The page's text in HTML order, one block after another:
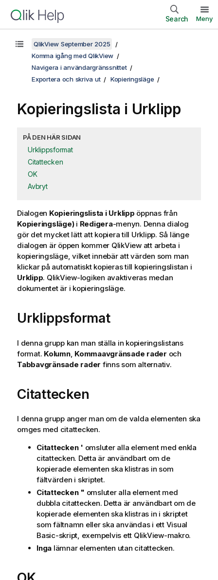
Search Meny
QlikView September 2025
Komma igång med QlikView
Navigera i användargränssnittet
Exportera och skriva ut
Kopieringsläge
Kopieringslista i Urklipp
PÅ DEN HÄR SIDAN
Urklippsformat
Citattecken
OK
Avbryt
Dialogen Kopieringslista i Urklipp öppnas från
Kopieringsläge)i Redigera-menyn. Denna dialog
gör det mycket lätt att kopiera till Urklipp. Så länge
dialogen är öppen kommer QlikView att arbeta i
kopieringsläge, vilket innebär att värden som man
klickar på automatiskt kopieras till kopieringslistan i
Urklipp. QlikView-logiken avaktiveras medan
dokumentet är i kopieringsläge.
Urklippsformat
I denna grupp kan man ställa in kopieringslistans
format. Kolumn, Kommaavgränsade rader och
Tabbavgränsade rader finns som alternativ.
Citattecken
I denna grupp anger man om de valda elementen ska
omges med citattecken.
Citattecken ' omsluter alla element med enkla
citattecken. Detta är användbart om de
kopierade elementen ska klistras in som
fältvärden i skriptet.
Citattecken " omsluter alla element med
dubbla citattecken. Detta är användbart om de
kopierade elementen ska klistras in i skriptet
som fältnamn eller ska användas i ett Visual
Basic-skript, exempelvis ett QlikView-makro.
Inga lämnar elementen utan citattecken.